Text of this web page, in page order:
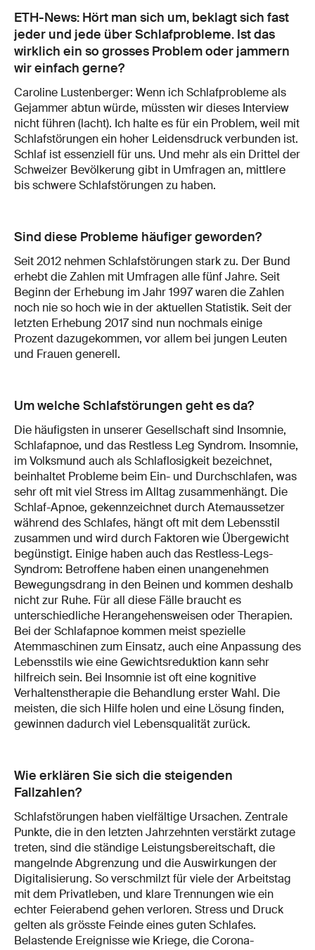
ETH-News: Hört man sich um, beklagt sich fast
jeder und jede über Schlafprobleme. Ist das
wirklich ein so grosses Problem oder jammern
wir einfach gerne?
Caroline Lustenberger: Wenn ich Schlafprobleme als
Gejammer abtun würde, müssten wir dieses Interview
nicht führen (lacht). Ich halte es für ein Problem, weil mit
Schlafstörungen ein hoher Leidensdruck verbunden ist.
Schlaf ist essenziell für uns. Und mehr als ein Drittel der
Schweizer Bevölkerung gibt in Umfragen an, mittlere
bis schwere Schlafstörungen zu haben.
Sind diese Probleme häufiger geworden?
Seit 2012 nehmen Schlafstörungen stark zu. Der Bund
erhebt die Zahlen mit Umfragen alle fünf Jahre. Seit
Beginn der Erhebung im Jahr 1997 waren die Zahlen
noch nie so hoch wie in der aktuellen Statistik. Seit der
letzten Erhebung 2017 sind nun nochmals einige
Prozent dazugekommen, vor allem bei jungen Leuten
und Frauen generell.
Um welche Schlafstörungen geht es da?
Die häufigsten in unserer Gesellschaft sind Insomnie,
Schlafapnoe, und das Restless Leg Syndrom. Insomnie,
im Volksmund auch als Schlaflosigkeit bezeichnet,
beinhaltet Probleme beim Ein- und Durchschlafen, was
sehr oft mit viel Stress im Alltag zusammenhängt. Die
Schlaf-Apnoe, gekennzeichnet durch Atemaussetzer
während des Schlafes, hängt oft mit dem Lebensstil
zusammen und wird durch Faktoren wie Übergewicht
begünstigt. Einige haben auch das Restless-Legs-
Syndrom: Betroffene haben einen unangenehmen
Bewegungsdrang in den Beinen und kommen deshalb
nicht zur Ruhe. Für all diese Fälle braucht es
unterschiedliche Herangehensweisen oder Therapien.
Bei der Schlafapnoe kommen meist spezielle
Atemmaschinen zum Einsatz, auch eine Anpassung des
Lebensstils wie eine Gewichtsreduktion kann sehr
hilfreich sein. Bei Insomnie ist oft eine kognitive
Verhaltenstherapie die Behandlung erster Wahl. Die
meisten, die sich Hilfe holen und eine Lösung finden,
gewinnen dadurch viel Lebensqualität zurück.
Wie erklären Sie sich die steigenden
Fallzahlen?
Schlafstörungen haben vielfältige Ursachen. Zentrale
Punkte, die in den letzten Jahrzehnten verstärkt zutage
treten, sind die ständige Leistungsbereitschaft, die
mangelnde Abgrenzung und die Auswirkungen der
Digitalisierung. So verschmilzt für viele der Arbeitstag
mit dem Privatleben, und klare Trennungen wie ein
echter Feierabend gehen verloren. Stress und Druck
gelten als grösste Feinde eines guten Schlafes.
Belastende Ereignisse wie Kriege, die Corona-